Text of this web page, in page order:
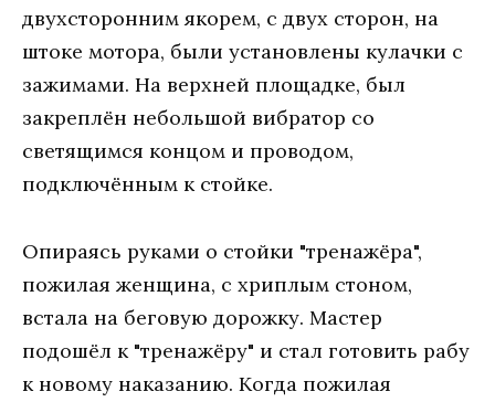
двухсторонним якорем, с двух сторон, на
штоке мотора, были установлены кулачки с
зажимами. На верхней площадке, был
закреплён небольшой вибратор со
светящимся концом и проводом,
подключённым к стойке.
Опираясь руками о стойки "тренажёра",
пожилая женщина, с хриплым стоном,
встала на беговую дорожку. Мастер
подошёл к "тренажёру" и стал готовить рабу
к новому наказанию. Когда пожилая